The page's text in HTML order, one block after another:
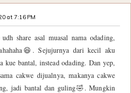
at 7:16 PM
share asal muasal nama odading,
Sejujurnya dari kecil aku
kue bantal, instead odading. Dan yep,
cakwe dijualnya, makanya cakwe
jadi bantal dan guling🤣. Mungkin